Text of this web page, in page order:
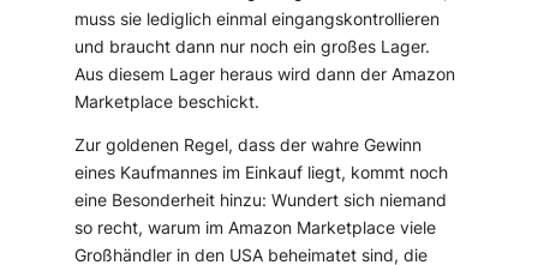
muss sie lediglich einmal eingangskontrollieren
und braucht dann nur noch ein großes Lager.
Aus diesem Lager heraus wird dann der Amazon
Marketplace beschickt.
Zur goldenen Regel, dass der wahre Gewinn
eines Kaufmannes im Einkauf liegt, kommt noch
eine Besonderheit hinzu: Wundert sich niemand
so recht, warum im Amazon Marketplace viele
Großhändler in den USA beheimatet sind, die